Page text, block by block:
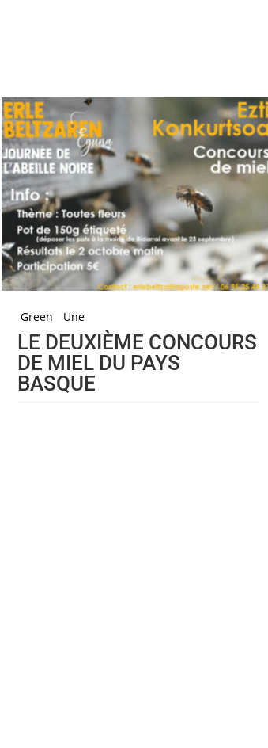
Green Une
LE DEUXIÈME CONCOURS
DE MIEL DU PAYS
BASQUE